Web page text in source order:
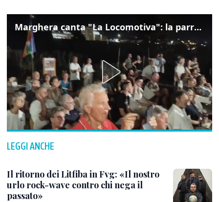
Marghera canta "La Locomotiva": la parrocchia della Cita ricorda Guccini
LEGGI ANCHE
Il ritorno dei Litfiba in Fvg: «Il nostro
urlo rock-wave contro chi nega il
passato»